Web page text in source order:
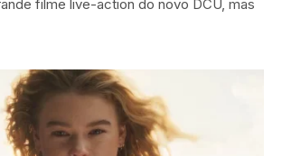
filme live-action do novo DCU, mas